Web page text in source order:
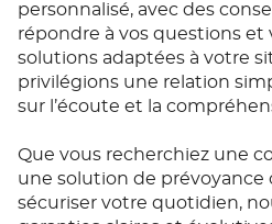
personnalisé, avec des
répondre à vos questions et
solutions adaptées à votre
privilégions une relation
sur l’écoute et la
Que vous recherchiez une
une solution de prévoyance
sécuriser votre quotidien,